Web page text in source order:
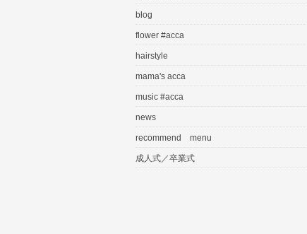
blog
flower #acca
hairstyle
mama's acca
music #acca
news
recommend menu
成人式／卒業式